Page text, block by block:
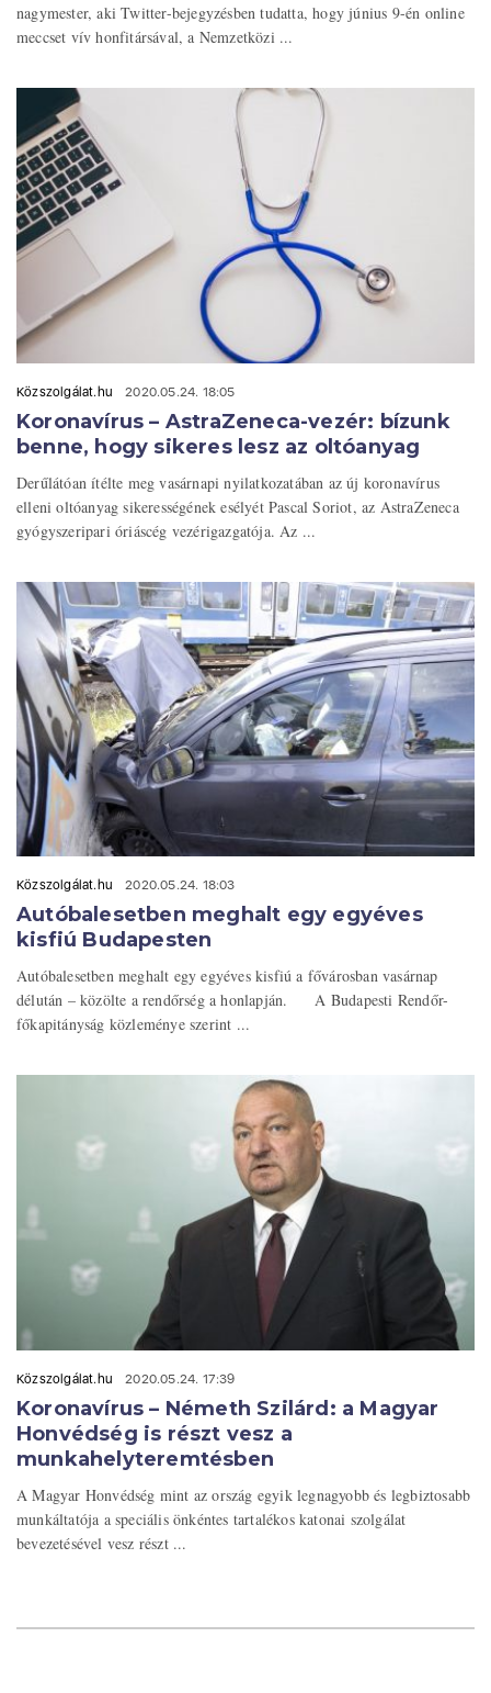
nagymester, aki Twitter-bejegyzésben tudatta, hogy június 9-én online
meccset vív honfitársával, a Nemzetközi ...
Közszolgálat.hu 2020.05.24. 18:05
Koronavírus – AstraZeneca-vezér: bízunk
benne, hogy sikeres lesz az oltóanyag
Derűlátóan ítélte meg vasárnapi nyilatkozatában az új koronavírus
elleni oltóanyag sikerességének esélyét Pascal Soriot, az AstraZeneca
gyógyszeripari óriáscég vezérigazgatója. Az ...
Közszolgálat.hu 2020.05.24. 18:03
Autóbalesetben meghalt egy egyéves
kisfiú Budapesten
Autóbalesetben meghalt egy egyéves kisfiú a fővárosban vasárnap
délután – közölte a rendőrség a honlapján. A Budapesti Rendőr-
főkapitányság közleménye szerint ...
Közszolgálat.hu 2020.05.24. 17:39
Koronavírus – Németh Szilárd: a Magyar
Honvédség is részt vesz a
munkahelyteremtésben
A Magyar Honvédség mint az ország egyik legnagyobb és legbiztosabb
munkáltatója a speciális önkéntes tartalékos katonai szolgálat
bevezetésével vesz részt ...